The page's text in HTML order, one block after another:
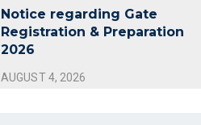
Notice regarding Gate
Registration & Preparation
2026
AUGUST 4, 2026